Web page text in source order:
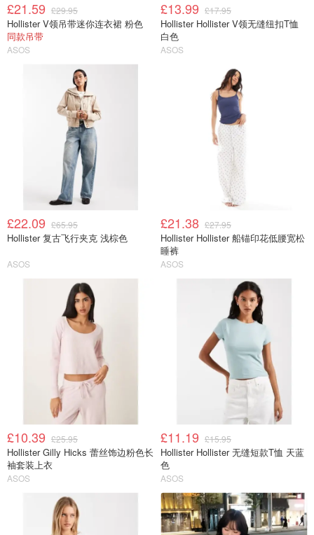
£21.59 £29.95
Hollister V领吊带迷你连衣裙 粉色
同款吊带
ASOS
£13.99 £17.95
Hollister Hollister V领无缝纽扣T恤
白色
ASOS
£22.09 £65.95
Hollister 复古飞行夹克 浅棕色
ASOS
£21.38 £27.95
Hollister Hollister 船锚印花低腰宽松
睡裤
ASOS
£10.39 £25.95
Hollister Gilly Hicks 蕾丝饰边粉色长
袖套装上衣
ASOS
£11.19 £15.95
Hollister Hollister 无缝短款T恤 天蓝
色
ASOS